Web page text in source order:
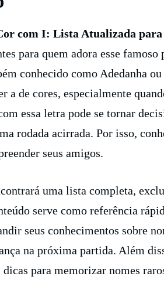
com I: Lista Atualizada para
para quem adora esse
conhecido como Adedanha
a de cores, especialmente
essa letra pode se tornar
rodada acirrada. Por isso,
seus amigos.
uma lista completa,
serve como referência
seus conhecimentos sobre
na próxima partida. Além
dicas para memorizar nomes